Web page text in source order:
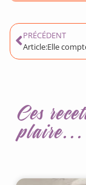
PRÉCÉDENT
Ces
plaire...